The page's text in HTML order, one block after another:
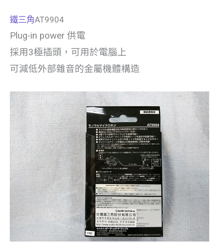
鐵三角AT9904
Plug-in power 供電
採用3極插頭，可用於電腦上
可減低外部雜音的金屬機體構造